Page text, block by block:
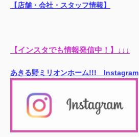
【店舗・会社・スタッフ情報】
【インスタでも情報発信中！】↓↓↓
あきる野ミリオンホーム!!! Instagram